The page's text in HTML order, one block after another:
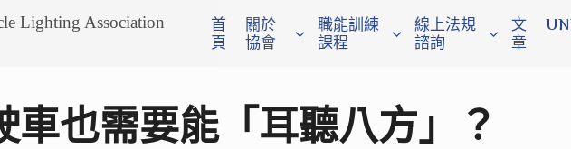
Lighting Association
首
頁
關於
協會
職能訓練
課程
線上法規
諮詢
文
章
車也需要能「耳聽八方」？